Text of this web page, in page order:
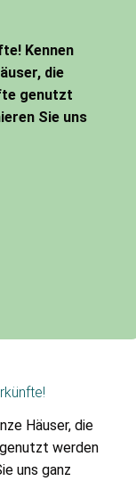
Kennen
die
genutzt
Sie uns
Häuser, die
werden
uns ganz